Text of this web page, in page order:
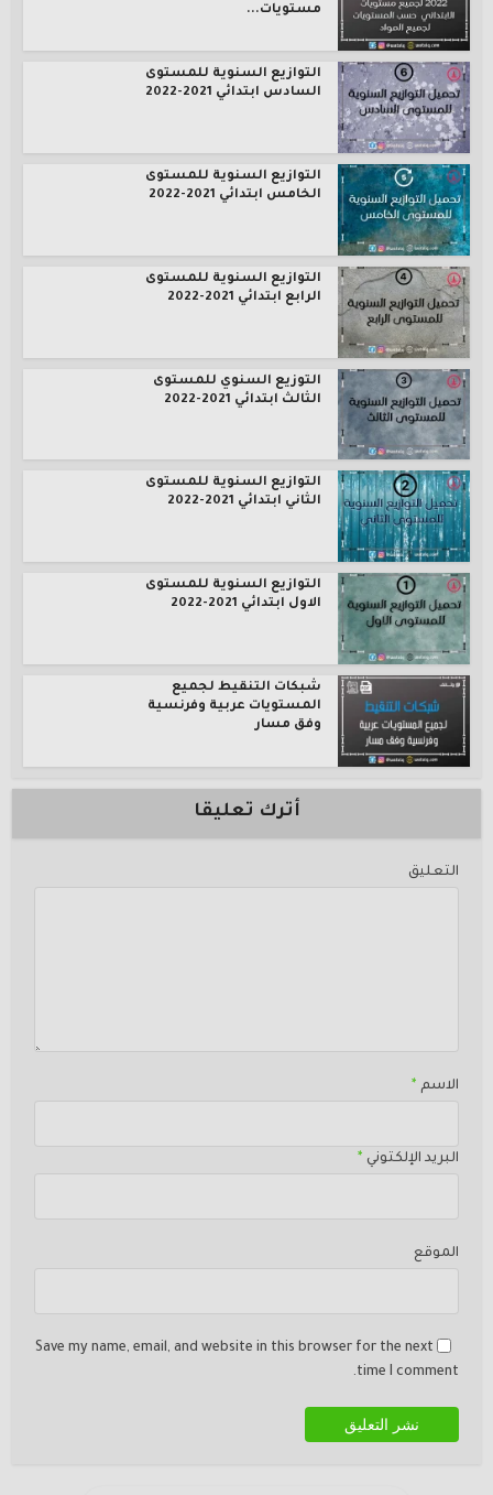
مستويات...
التوازيع السنوية للمستوى
السادس ابتدائي 2021-2022
التوازيع السنوية للمستوى
الخامس ابتدائي 2021-2022
التوازيع السنوية للمستوى
الرابع ابتدائي 2021-2022
التوزيع السنوي للمستوى
الثالث ابتدائي 2021-2022
التوازيع السنوية للمستوى
الثاني ابتدائي 2021-2022
التوازيع السنوية للمستوى
الاول ابتدائي 2021-2022
شبكات التنقيط لجميع
المستويات عربية وفرنسية
وفق مسار
أترك تعليقا
التعليق
الاسم *
البريد الإلكتوني *
الموقع
Save my name, email, and website in this browser for the next
time I comment.